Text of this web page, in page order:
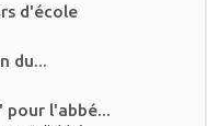
d'école
du...
pour l'abbé...